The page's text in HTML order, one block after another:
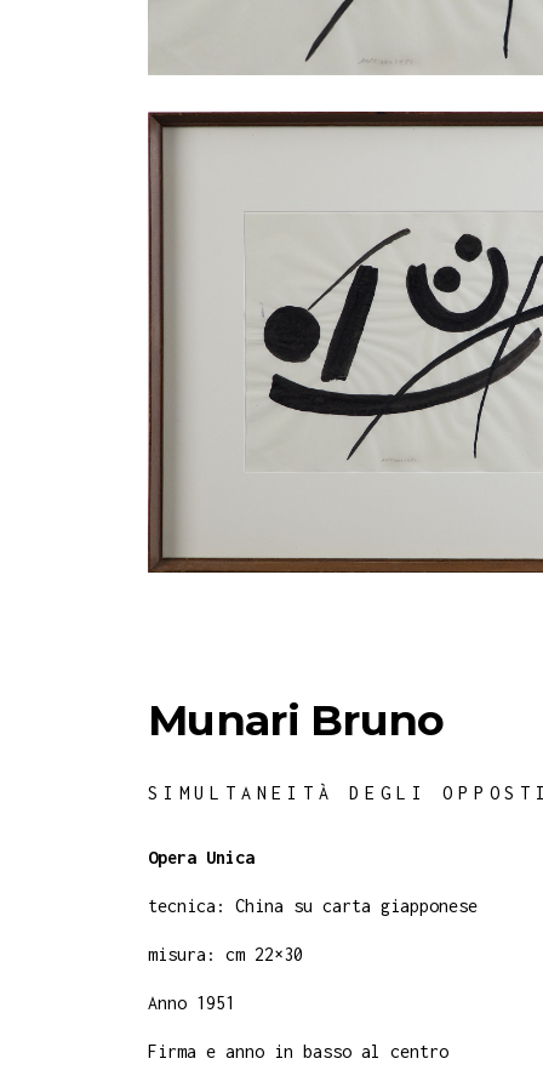
Munari Bruno
SIMULTANEITÀ DEGLI
Opera Unica
tecnica: China su carta giapponese
misura: cm 22×30
Anno 1951
Firma e anno in basso al centro